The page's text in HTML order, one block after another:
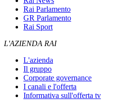
Rai Parlamento
GR Parlamento
Rai Sport
L'AZIENDA RAI
L'azienda
Il gruppo
Corporate governance
I canali e l'offerta
Informativa sull'offerta tv